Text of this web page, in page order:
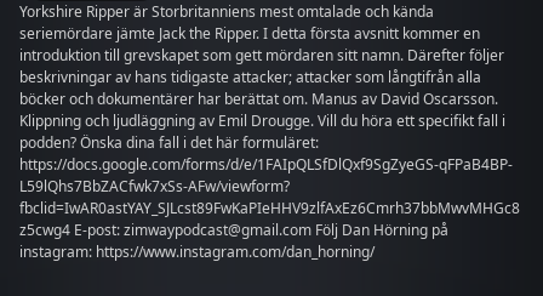
Yorkshire Ripper är Storbritanniens mest omtalade och kända
seriemördare jämte Jack the Ripper. I detta första avsnitt kommer en
introduktion till grevskapet som gett mördaren sitt namn. Därefter följer
beskrivningar av hans tidigaste attacker; attacker som långtifrån alla
böcker och dokumentärer har berättat om. Manus av David Oscarsson.
Klippning och ljudläggning av Emil Drougge. Vill du höra ett specifikt fall i
podden? Önska dina fall i det här formuläret:
https://docs.google.com/forms/d/e/1FAIpQLSfDlQxf9SgZyeGS-qFPaB4BP-
L59lQhs7BbZACfwk7xSs-AFw/viewform?
fbclid=IwAR0astYAY_SJLcst89FwKaPIeHHV9zlfAxEz6Cmrh37bbMwvMHGc8
z5cwg4 E-post: zimwaypodcast@gmail.com Följ Dan Hörning på
instagram: https://www.instagram.com/dan_horning/